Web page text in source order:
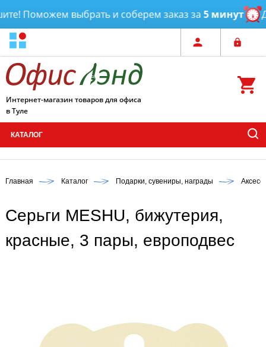
Поможем выбрать и соберем заказ за5 минут
Интернет-магазин товаров для офиса
в Туле
КАТАЛОГ
Главная Каталог Подарки, сувениры, награды
Серьги MESHU, бижутерия,
красные, 3 пары, европодвес